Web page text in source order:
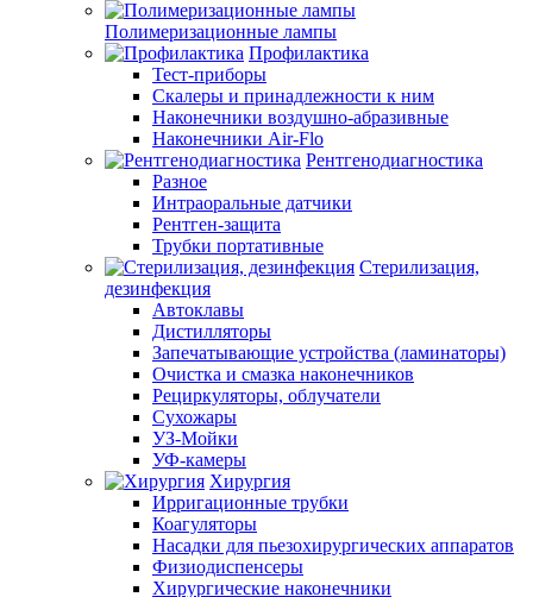
Полимеризационные лампы
Профилактика
Тест-приборы
Скалеры и принадлежности к ним
Наконечники воздушно-абразивные
Наконечники Air-Flo
Рентгенодиагностика
Разное
Интраоральные датчики
Рентген-защита
Трубки портативные
Стерилизация,
дезинфекция
Автоклавы
Дистилляторы
Запечатывающие устройства (ламинаторы)
Очистка и смазка наконечников
Рециркуляторы, облучатели
Сухожары
УЗ-Мойки
УФ-камеры
Хирургия
Ирригационные трубки
Коагуляторы
Насадки для пьезохирургических аппаратов
Физиодиспенсеры
Хирургические наконечники